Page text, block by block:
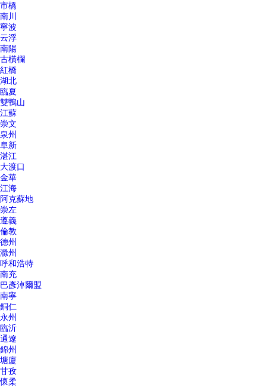
市橋
南川
寧波
云浮
南陽
古橫欄
紅橋
湖北
臨夏
雙鴨山
江蘇
崇文
泉州
阜新
湛江
大渡口
金華
江海
阿克蘇地
崇左
遵義
倫教
德州
滁州
呼和浩特
南充
巴彥淖爾盟
南寧
銅仁
永州
臨沂
通遼
錦州
塘廈
甘孜
懷柔